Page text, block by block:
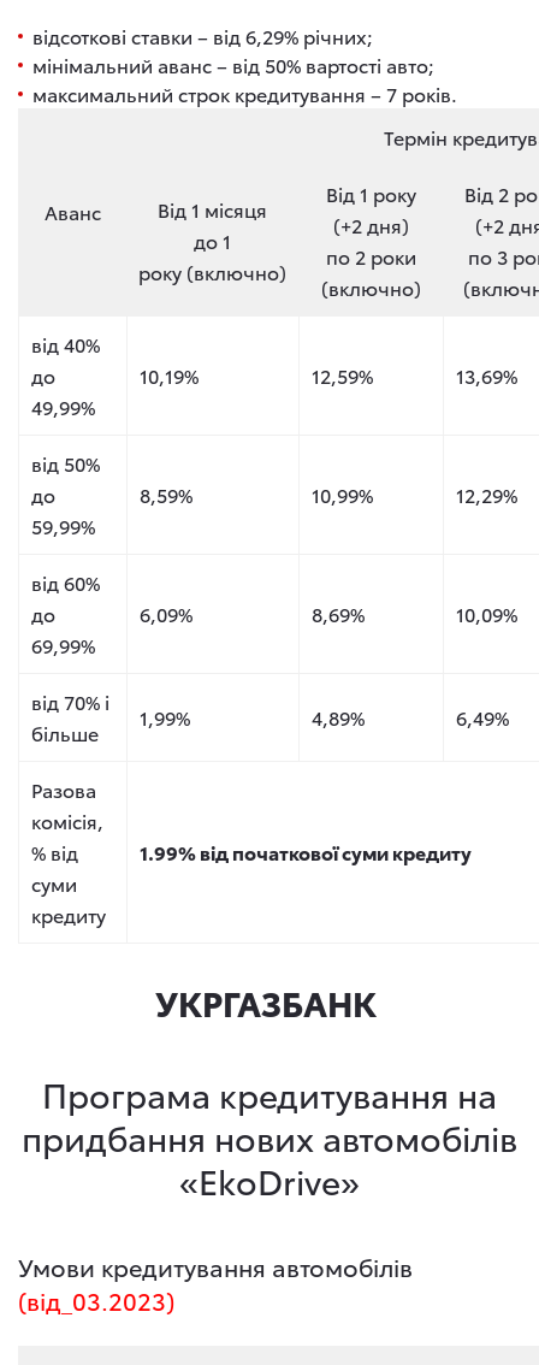
відсоткові ставки – від 6,29% річних;
мінімальний аванс – від 50% вартості авто;
максимальний строк кредитування – 7 років.
Аванс
Термін
Від 1 місяця
до 1
року (включно)
Від 1 року
(+2 дня)
по 2 роки
(включно)
Від 2
(+2
по 3
від 40%
до
49,99%
10,19% 12,59% 13,69%
від 50%
до
59,99%
8,59% 10,99% 12,29%
від 60%
до
69,99%
6,09% 8,69% 10,09%
від 70% і
більше
1,99% 4,89% 6,49%
Разова
комісія,
% від
суми
кредиту
1.99% від початкової суми кредиту
УКРГАЗБАНК
Програма кредитування на
придбання нових автомобілів
«EkoDrive»
Умови кредитування автомобілів
(від_03.2023)